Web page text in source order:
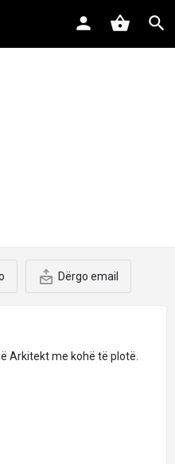
Dërgo email
Arkitekt me kohë të plotë.